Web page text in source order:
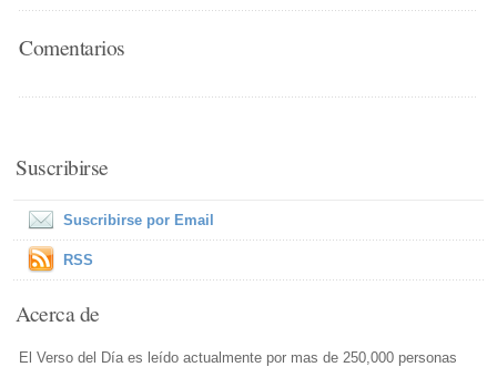
Comentarios
Suscribirse
Suscribirse por Email
RSS
Acerca de
El Verso del Día es leído actualmente por mas de 250,000 personas